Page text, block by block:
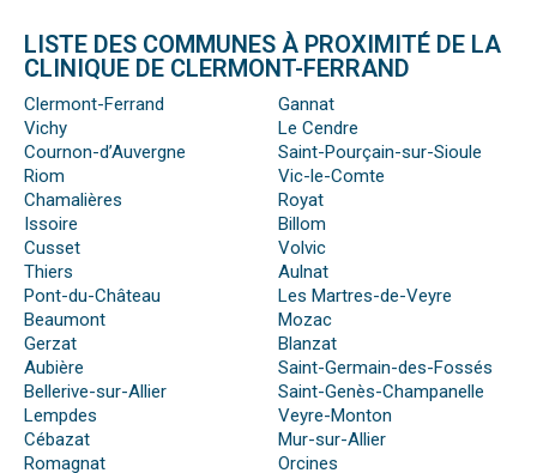
LISTE DES COMMUNES À PROXIMITÉ DE LA
CLINIQUE DE CLERMONT-FERRAND
Clermont-Ferrand
Vichy
Cournon-d’Auvergne
Riom
Chamalières
Issoire
Cusset
Thiers
Pont-du-Château
Beaumont
Gerzat
Aubière
Bellerive-sur-Allier
Lempdes
Cébazat
Romagnat
Gannat
Le Cendre
Saint-Pourçain-sur-Sioule
Vic-le-Comte
Royat
Billom
Volvic
Aulnat
Les Martres-de-Veyre
Mozac
Blanzat
Saint-Germain-des-Fossés
Saint-Genès-Champanelle
Veyre-Monton
Mur-sur-Allier
Orcines